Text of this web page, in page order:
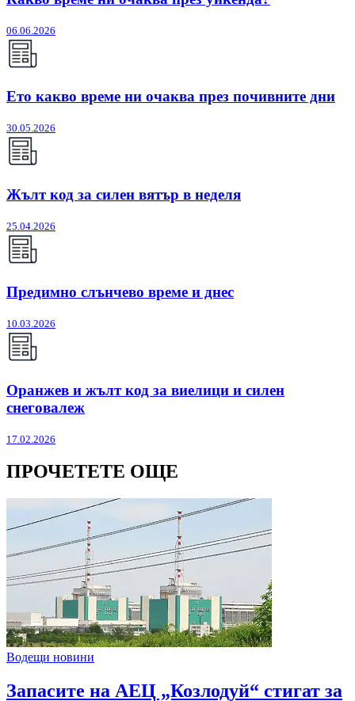
06.06.2026
Ето какво време ни очаква през почивните дни
30.05.2026
Жълт код за силен вятър в неделя
25.04.2026
Предимно слънчево време и днес
10.03.2026
Оранжев и жълт код за виелици и силен
снеговалеж
17.02.2026
ПРОЧЕТЕТЕ ОЩЕ
Водещи новини
Запасите на АЕЦ „Козлодуй“ стигат за